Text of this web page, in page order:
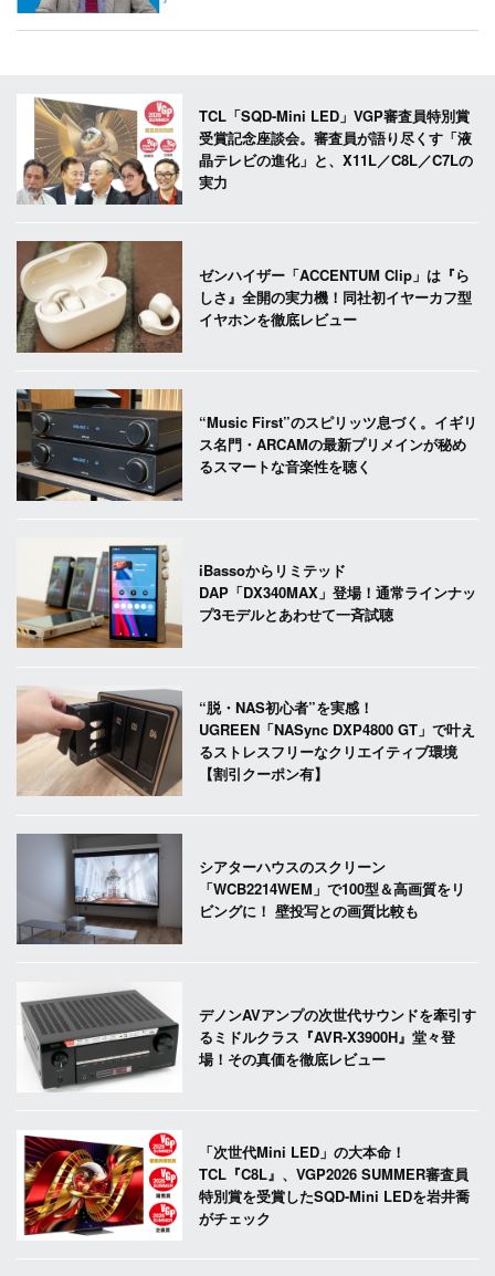
TCL「SQD-Mini LED」VGP審査員特別賞
受賞記念座談会。審査員が語り尽くす「液
晶テレビの進化」と、X11L／C8L／C7Lの
実力
ゼンハイザー「ACCENTUM Clip」は『ら
しさ』全開の実力機！同社初イヤーカフ型
イヤホンを徹底レビュー
“Music First”のスピリッツ息づく。イギリ
ス名門・ARCAMの最新プリメインが秘め
るスマートな音楽性を聴く
iBassoからリミテッド
DAP「DX340MAX」登場！通常ラインナッ
プ3モデルとあわせて一斉試聴
“脱・NAS初心者”を実感！
UGREEN「NASync DXP4800 GT」で叶え
るストレスフリーなクリエイティブ環境
【割引クーポン有】
シアターハウスのスクリーン
「WCB2214WEM」で100型＆高画質をリ
ビングに！ 壁投写との画質比較も
デノンAVアンプの次世代サウンドを牽引す
るミドルクラス『AVR-X3900H』堂々登
場！その真価を徹底レビュー
「次世代Mini LED」の大本命！
TCL『C8L』、VGP2026 SUMMER審査員
特別賞を受賞したSQD-Mini LEDを岩井喬
がチェック